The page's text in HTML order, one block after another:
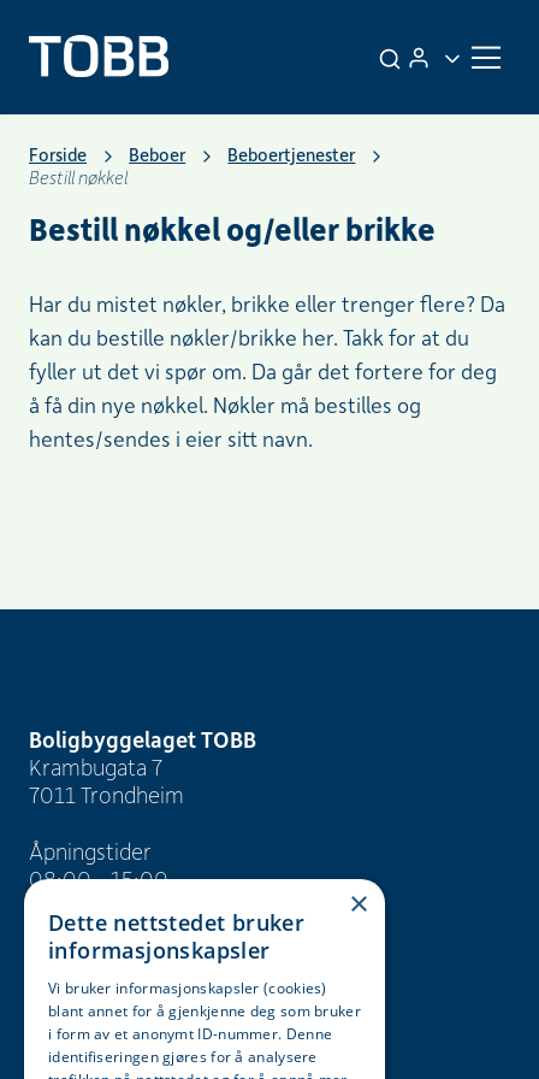
Forside Beboer
Beboertjenester
Bestill nøkkel
Bestill nøkkel og/eller brikke
Har du mistet nøkler, brikke eller trenger flere? Da
kan du bestille nøkler/brikke her. Takk for at du
fyller ut det vi spør om. Da går det fortere for deg
å få din nye nøkkel. Nøkler må bestilles og
hentes/sendes i eier sitt navn.
Boligbyggelaget TOBB
Krambugata 7
7011 Trondheim
Åpningstider
08:00 - 15:00
info@tobb.no
+47 73 83 15 00
Org. nr. 946 629 243
×
Dette nettstedet bruker
informasjonskapsler
Vi bruker informasjonskapsler (cookies)
blant annet for å gjenkjenne deg som bruker
i form av et anonymt ID-nummer. Denne
identifiseringen gjøres for å analysere